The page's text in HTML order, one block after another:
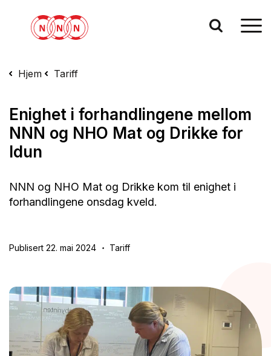
Hjem Tariff
Enighet i forhandlingene mellom
NNN og NHO Mat og Drikke for
Idun
NNN og NHO Mat og Drikke kom til enighet i
forhandlingene onsdag kveld.
Publisert 22. mai 2024 Tariff